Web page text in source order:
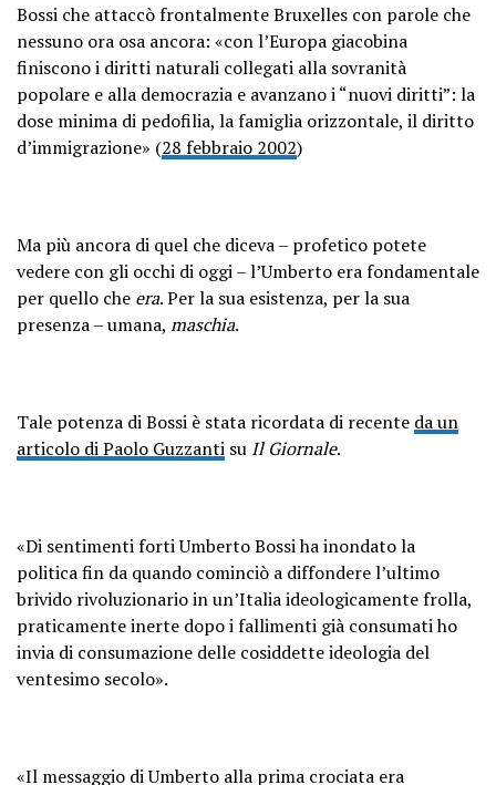
Bossi che attaccò frontalmente Bruxelles con parole che
nessuno ora osa ancora: «con l’Europa giacobina
finiscono i diritti naturali collegati alla sovranità
popolare e alla democrazia e avanzano i “nuovi diritti”: la
dose minima di pedofilia, la famiglia orizzontale, il diritto
d’immigrazione» (28 febbraio 2002)
Ma più ancora di quel che diceva – profetico potete
vedere con gli occhi di oggi – l’Umberto era fondamentale
per quello che era. Per la sua esistenza, per la sua
presenza – umana, maschia.
Tale potenza di Bossi è stata ricordata di recente da un
articolo di Paolo Guzzanti su Il Giornale.
«Di sentimenti forti Umberto Bossi ha inondato la
politica fin da quando cominciò a diffondere l’ultimo
brivido rivoluzionario in un’Italia ideologicamente frolla,
praticamente inerte dopo i fallimenti già consumati ho
invia di consumazione delle cosiddette ideologia del
ventesimo secolo».
«Il messaggio di Umberto alla prima crociata era